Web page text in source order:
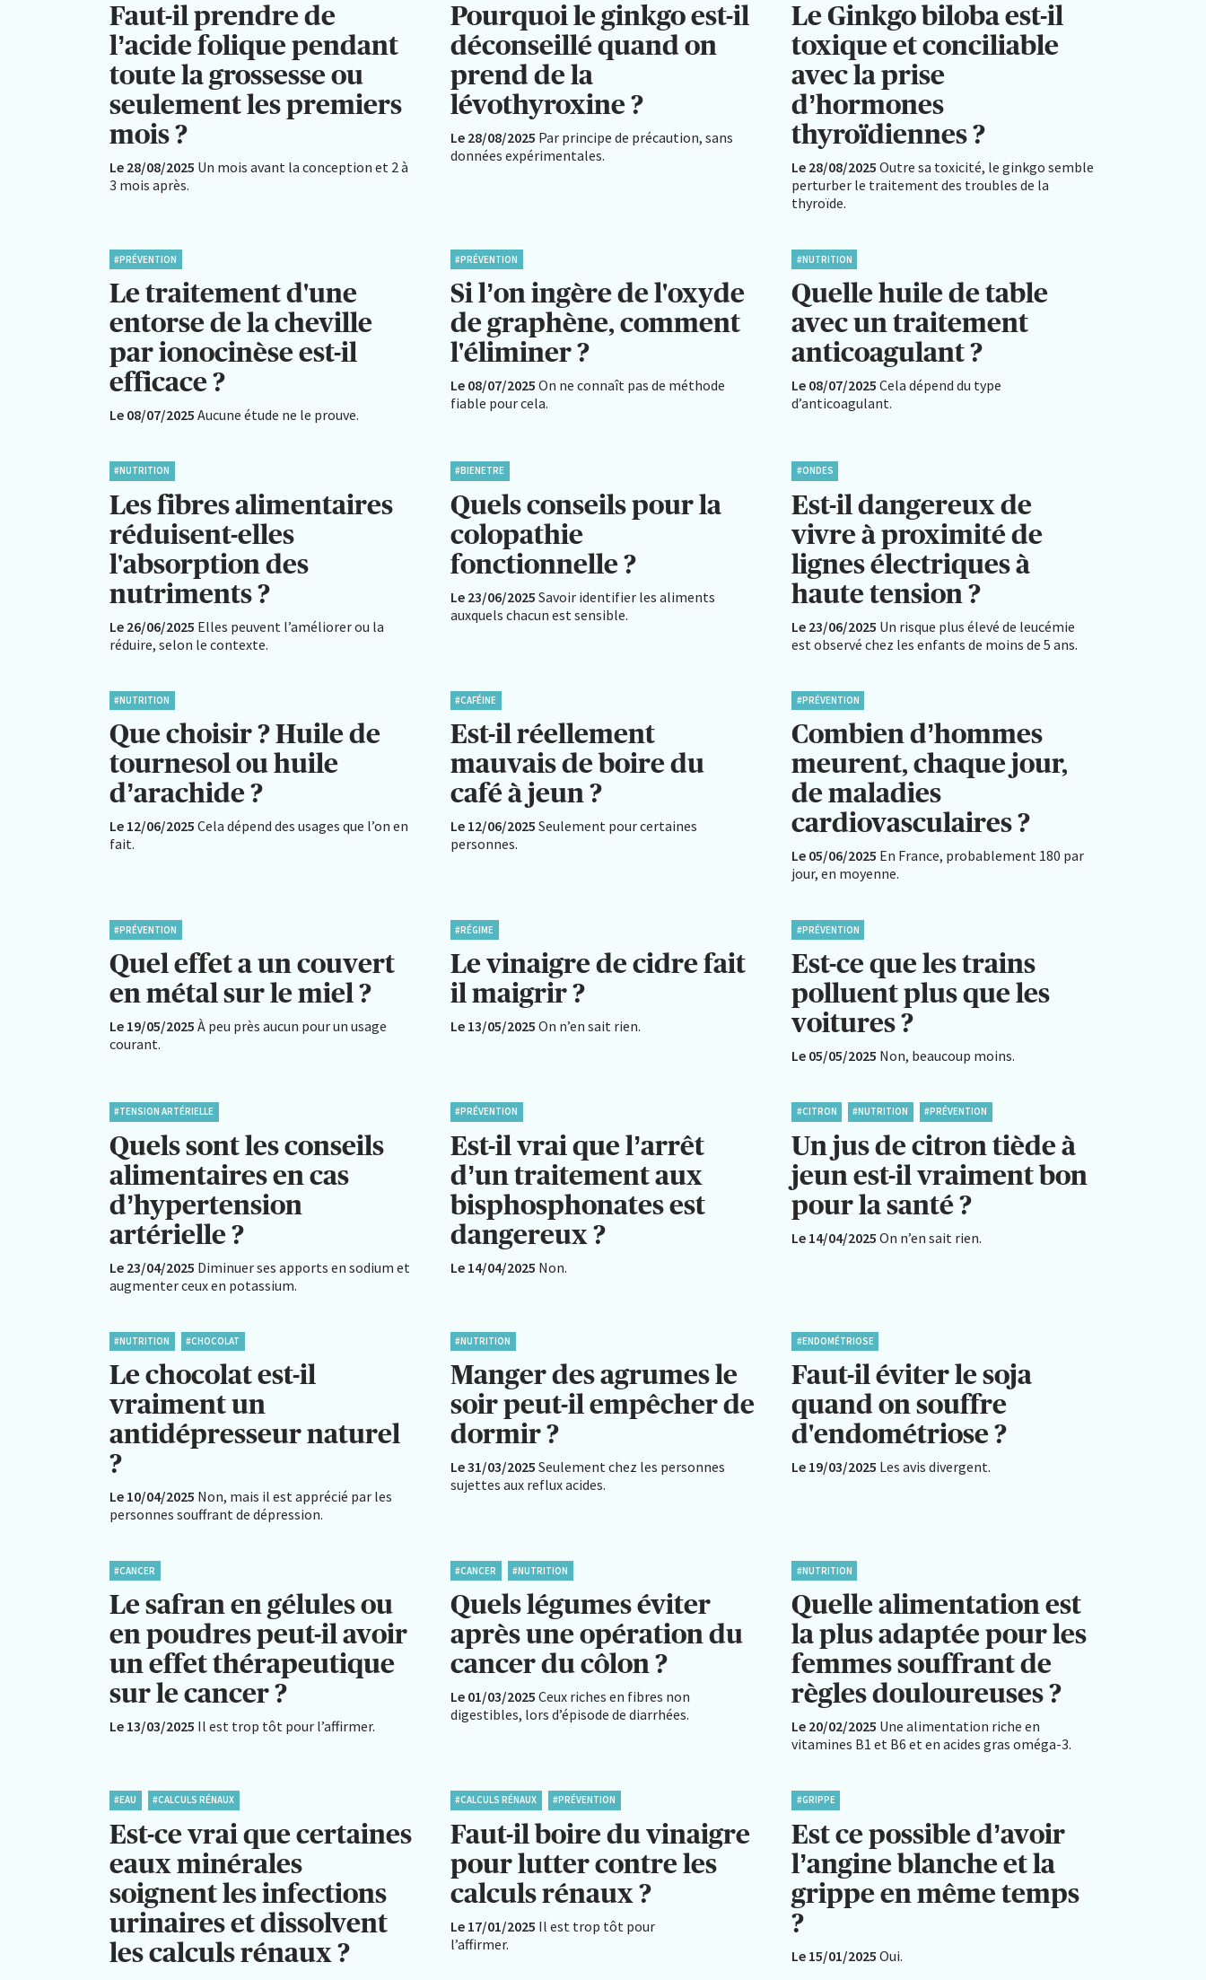
Faut-il prendre de
l’acide folique pendant
toute la grossesse ou
seulement les premiers
mois ?
Le 28/08/2025 Un mois avant la conception et 2 à
3 mois après.
Pourquoi le ginkgo est-il
déconseillé quand on
prend de la
lévothyroxine ?
Le 28/08/2025 Par principe de précaution, sans
données expérimentales.
Le Ginkgo biloba est-il
toxique et conciliable
avec la prise
d’hormones
thyroïdiennes ?
Le 28/08/2025 Outre sa toxicité, le ginkgo semble
perturber le traitement des troubles de la
thyroïde.
#PRÉVENTION
Le traitement d'une
entorse de la cheville
par ionocinèse est-il
efficace ?
Le 08/07/2025 Aucune étude ne le prouve.
#PRÉVENTION
Si l’on ingère de l'oxyde
de graphène, comment
l'éliminer ?
Le 08/07/2025 On ne connaît pas de méthode
fiable pour cela.
#NUTRITION
Quelle huile de table
avec un traitement
anticoagulant ?
Le 08/07/2025 Cela dépend du type
d’anticoagulant.
#NUTRITION
Les fibres alimentaires
réduisent-elles
l'absorption des
nutriments ?
Le 26/06/2025 Elles peuvent l’améliorer ou la
réduire, selon le contexte.
#BIENETRE
Quels conseils pour la
colopathie
fonctionnelle ?
Le 23/06/2025 Savoir identifier les aliments
auxquels chacun est sensible.
#ONDES
Est-il dangereux de
vivre à proximité de
lignes électriques à
haute tension ?
Le 23/06/2025 Un risque plus élevé de leucémie
est observé chez les enfants de moins de 5 ans.
#NUTRITION
Que choisir ? Huile de
tournesol ou huile
d’arachide ?
Le 12/06/2025 Cela dépend des usages que l’on en
fait.
#CAFÉINE
Est-il réellement
mauvais de boire du
café à jeun ?
Le 12/06/2025 Seulement pour certaines
personnes.
#PRÉVENTION
Combien d’hommes
meurent, chaque jour,
de maladies
cardiovasculaires ?
Le 05/06/2025 En France, probablement 180 par
jour, en moyenne.
#PRÉVENTION
Quel effet a un couvert
en métal sur le miel ?
Le 19/05/2025 À peu près aucun pour un usage
courant.
#RÉGIME
Le vinaigre de cidre fait
il maigrir ?
Le 13/05/2025 On n’en sait rien.
#PRÉVENTION
Est-ce que les trains
polluent plus que les
voitures ?
Le 05/05/2025 Non, beaucoup moins.
#TENSION ARTÉRIELLE
Quels sont les conseils
alimentaires en cas
d’hypertension
artérielle ?
Le 23/04/2025 Diminuer ses apports en sodium et
augmenter ceux en potassium.
#PRÉVENTION
Est-il vrai que l’arrêt
d’un traitement aux
bisphosphonates est
dangereux ?
Le 14/04/2025 Non.
#CITRON #NUTRITION #PRÉVENTION
Un jus de citron tiède à
jeun est-il vraiment bon
pour la santé ?
Le 14/04/2025 On n’en sait rien.
#NUTRITION #CHOCOLAT
Le chocolat est-il
vraiment un
antidépresseur naturel
?
Le 10/04/2025 Non, mais il est apprécié par les
personnes souffrant de dépression.
#NUTRITION
Manger des agrumes le
soir peut-il empêcher de
dormir ?
Le 31/03/2025 Seulement chez les personnes
sujettes aux reflux acides.
#ENDOMÉTRIOSE
Faut-il éviter le soja
quand on souffre
d'endométriose ?
Le 19/03/2025 Les avis divergent.
#CANCER
Le safran en gélules ou
en poudres peut-il avoir
un effet thérapeutique
sur le cancer ?
Le 13/03/2025 Il est trop tôt pour l’affirmer.
#CANCER #NUTRITION
Quels légumes éviter
après une opération du
cancer du côlon ?
Le 01/03/2025 Ceux riches en fibres non
digestibles, lors d’épisode de diarrhées.
#NUTRITION
Quelle alimentation est
la plus adaptée pour les
femmes souffrant de
règles douloureuses ?
Le 20/02/2025 Une alimentation riche en
vitamines B1 et B6 et en acides gras oméga-3.
#EAU #CALCULS RÉNAUX
Est-ce vrai que certaines
eaux minérales
soignent les infections
urinaires et dissolvent
les calculs rénaux ?
#CALCULS RÉNAUX #PRÉVENTION
Faut-il boire du vinaigre
pour lutter contre les
calculs rénaux ?
Le 17/01/2025 Il est trop tôt pour
l’affirmer.
#GRIPPE
Est ce possible d’avoir
l’angine blanche et la
grippe en même temps
?
Le 15/01/2025 Oui.